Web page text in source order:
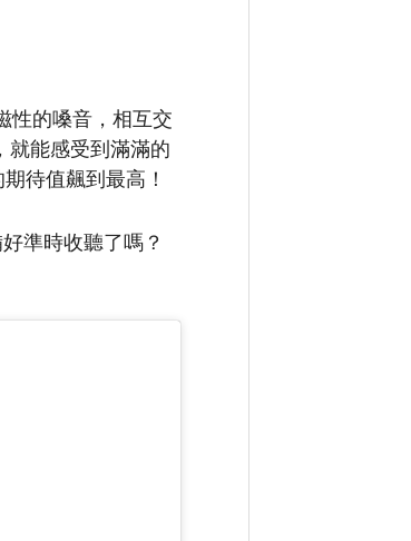
性的嗓音，相互交
就能感受到滿滿的
待值飆到最高！
準時收聽了嗎？